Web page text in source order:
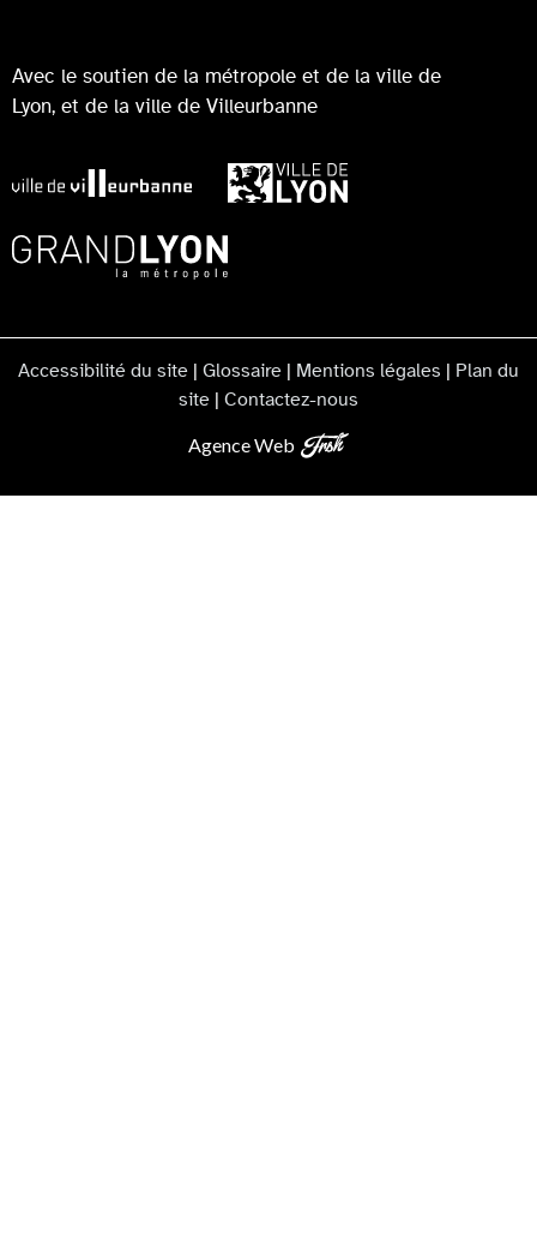
Avec le soutien de la métropole et de la ville de
Lyon, et de la ville de Villeurbanne
Accessibilité du site Glossaire Mentions légales
Plan du
site
Contactez-nous
Agence Web